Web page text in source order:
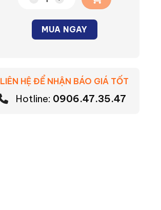
Chảo chiên vân đá Tefal Natura
MUA NGAY
LIÊN HỆ ĐỂ NHẬN BÁO GIÁ TỐT
Hotline: 0906.47.35.47